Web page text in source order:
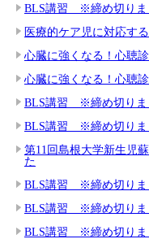
BLS講習 ※締め切りま
医療的ケア児に対応す
心臓に強くなる！心聴
心臓に強くなる！心聴
BLS講習 ※締め切りま
BLS講習 ※締め切りま
第11回島根大学新生
た
BLS講習 ※締め切りま
BLS講習 ※締め切りま
BLS講習 ※締め切りま